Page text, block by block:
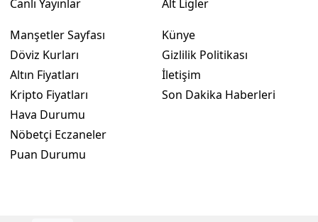
Canlı Yayınlar
Alt Ligler
Manşetler Sayfası
Döviz Kurları
Altın Fiyatları
Kripto Fiyatları
Hava Durumu
Nöbetçi Eczaneler
Puan Durumu
Künye
Gizlilik Politikası
İletişim
Son Dakika Haberleri